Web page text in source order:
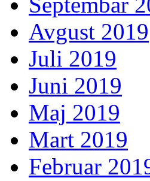
Avgust 2019
Juli 2019
Juni 2019
Maj 2019
Mart 2019
Februar